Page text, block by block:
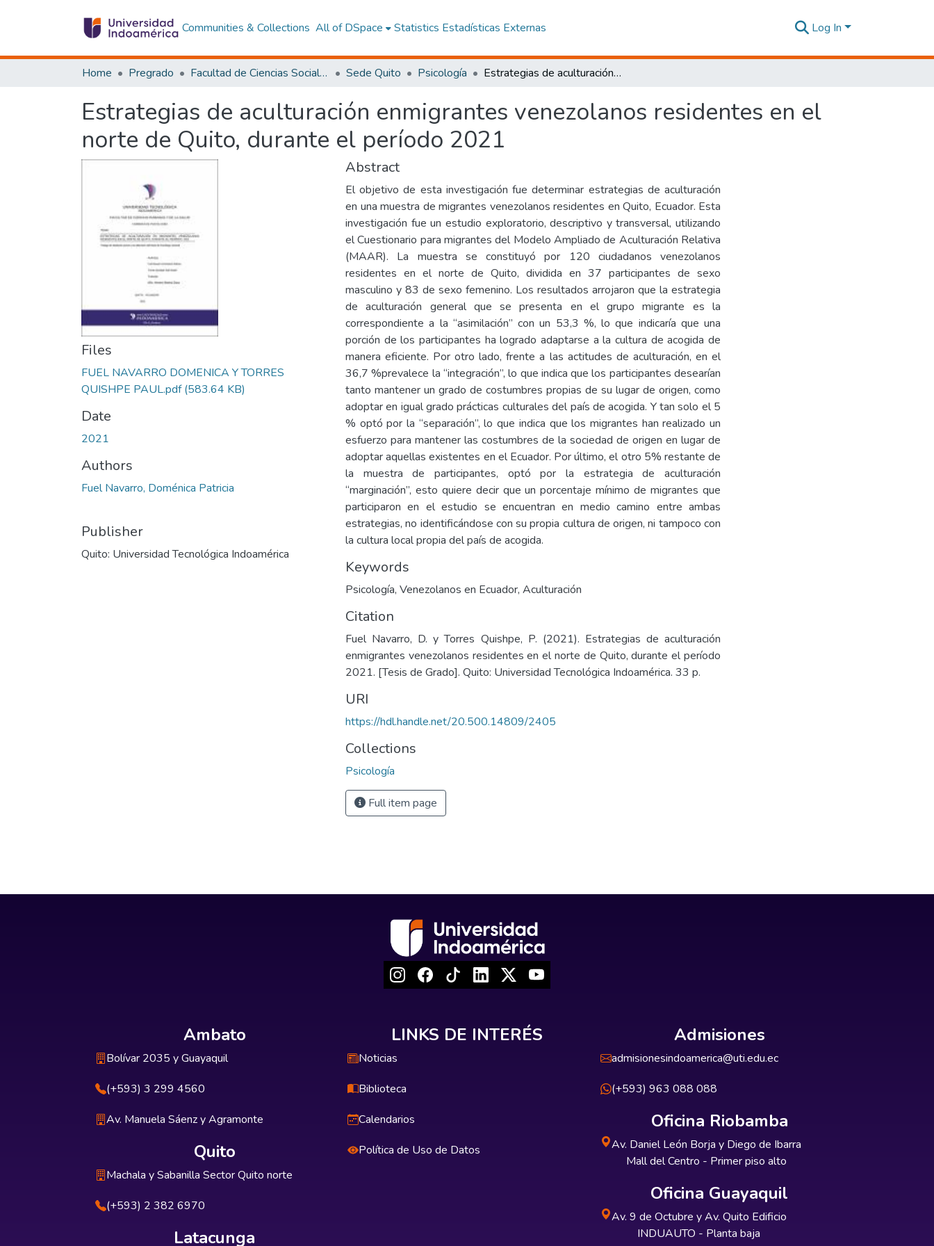
Communities & Collections All of DSpace Statistics Estadísticas Externas Log In
Home Pregrado Facultad de Ciencias Sociales y Humanas Sede Quito Psicología Estrategias de aculturación enmigrantes venezolanos residentes en el norte de Quito, durante el período 2021
Estrategias de aculturación enmigrantes venezolanos residentes en el
norte de Quito, durante el período 2021
Files
FUEL NAVARRO DOMENICA Y TORRES
QUISHPE PAUL.pdf(583.64 KB)
Date
2021
Authors
Fuel Navarro, Doménica Patricia
Publisher
Quito: Universidad Tecnológica Indoamérica
Abstract
El objetivo de esta investigación fue determinar estrategias de aculturación
en una muestra de migrantes venezolanos residentes en Quito, Ecuador. Esta
investigación fue un estudio exploratorio, descriptivo y transversal, utilizando
el Cuestionario para migrantes del Modelo Ampliado de Aculturación Relativa
(MAAR). La muestra se constituyó por 120 ciudadanos venezolanos
residentes en el norte de Quito, dividida en 37 participantes de sexo
masculino y 83 de sexo femenino. Los resultados arrojaron que la estrategia
de aculturación general que se presenta en el grupo migrante es la
correspondiente a la “asimilación” con un 53,3 %, lo que indicaría que una
porción de los participantes ha logrado adaptarse a la cultura de acogida de
manera eficiente. Por otro lado, frente a las actitudes de aculturación, en el
36,7 %prevalece la “integración”, lo que indica que los participantes desearían
tanto mantener un grado de costumbres propias de su lugar de origen, como
adoptar en igual grado prácticas culturales del país de acogida. Y tan solo el 5
% optó por la “separación”, lo que indica que los migrantes han realizado un
esfuerzo para mantener las costumbres de la sociedad de origen en lugar de
adoptar aquellas existentes en el Ecuador. Por último, el otro 5% restante de
la muestra de participantes, optó por la estrategia de aculturación
“marginación”, esto quiere decir que un porcentaje mínimo de migrantes que
participaron en el estudio se encuentran en medio camino entre ambas
estrategias, no identificándose con su propia cultura de origen, ni tampoco con
la cultura local propia del país de acogida.
Keywords
Psicología, Venezolanos en Ecuador, Aculturación
Citation
Fuel Navarro, D. y Torres Quishpe, P. (2021). Estrategias de aculturación
enmigrantes venezolanos residentes en el norte de Quito, durante el período
2021. [Tesis de Grado]. Quito: Universidad Tecnológica Indoamérica. 33 p.
URI
https://hdl.handle.net/20.500.14809/2405
Collections
Psicología
Full item page
Ambato
Bolívar 2035 y Guayaquil
(+593) 3 299 4560
Av. Manuela Sáenz y Agramonte
Quito
Machala y Sabanilla Sector Quito norte
(+593) 2 382 6970
Latacunga
LINKS DE INTERÉS
Noticias
Biblioteca
Calendarios
Política de Uso de Datos
Admisiones
admisionesindoamerica@uti.edu.ec
(+593) 963 088 088
Oficina Riobamba
Av. Daniel León Borja y Diego de Ibarra
Mall del Centro - Primer piso alto
Oficina Guayaquil
Av. 9 de Octubre y Av. Quito Edificio
INDUAUTO - Planta baja